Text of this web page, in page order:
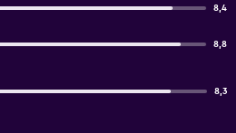
8,4
8,8
8,3